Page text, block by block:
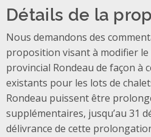
Détails de la
Nous demandons des
proposition visant à modifier
provincial Rondeau de façon à
existants pour les lots de
Rondeau puissent être
supplémentaires, jusqu’au 31
délivrance de cette